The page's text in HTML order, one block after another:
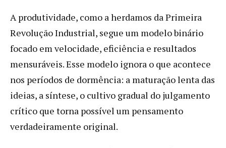
A produtividade, como a herdamos da Primeira
Revolução Industrial, segue um modelo binário
focado em velocidade, eficiência e resultados
mensuráveis. Esse modelo ignora o que acontece
nos períodos de dormência: a maturação lenta das
ideias, a síntese, o cultivo gradual do julgamento
crítico que torna possível um pensamento
verdadeiramente original.